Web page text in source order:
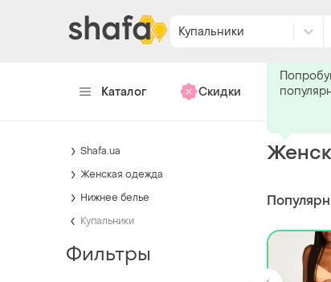
Купальники
Каталог Скидки
Shafa.ua
Женская одежда
Нижнее белье
Купальники
Фильтры